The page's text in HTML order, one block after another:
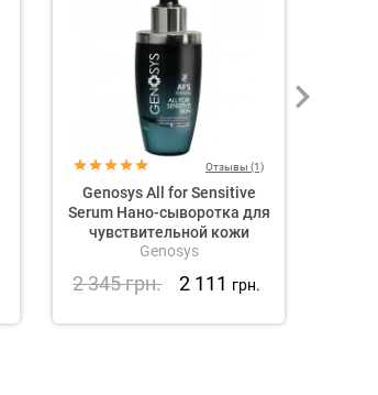
Отзывы (1)
Genosys All for Sensitive
Serum Нано-сыворотка для
чувствительной кожи
Genosys
2 345грн. 2 111 грн.